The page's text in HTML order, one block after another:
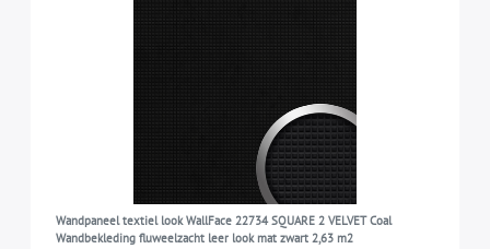
Wandpaneel textiel look WallFace 22734 SQUARE 2 VELVET Coal
Wandbekleding fluweelzacht leer look mat zwart 2,63 m2